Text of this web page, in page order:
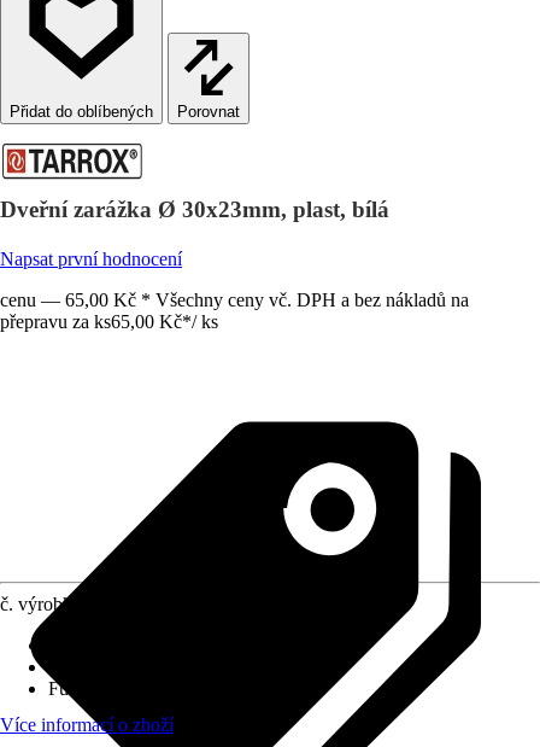
Porovnat
Dveřní zarážka Ø 30x23mm, plast, bílá
Napsat první hodnocení
cenu — 65,00 Kč * Všechny ceny vč. DPH a bez nákladů na
přepravu za ks65,00 Kč*/ ks
č. výrobku
Funkce
Více informací o zboží